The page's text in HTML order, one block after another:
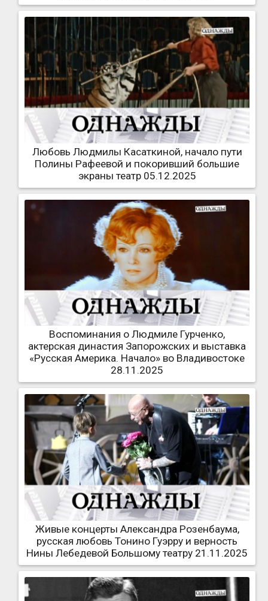
Любовь Людмилы Касаткиной, начало пути
Полины Рафеевой и покоривший большие
экраны театр 05.12.2025
Воспоминания о Людмиле Гурченко,
актерская династия Запорожских и выставка
«Русская Америка. Начало» во Владивостоке
28.11.2025
Живые концерты Александра Розенбаума,
русская любовь Тонино Гуэрру и верность
Нины Лебедевой Большому театру 21.11.2025